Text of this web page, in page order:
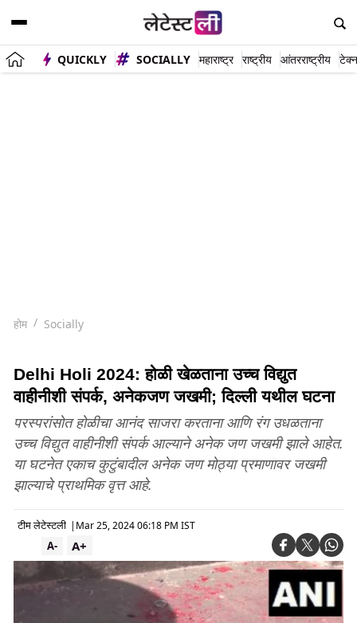
QUICKLY SOCIALLY महाराष्ट्र राष्ट्रीय आंतरराष्ट्रीय
होम Socially
Delhi Holi 2024: होळी खेळताना उच्च विद्युत
वाहीनीशी संपर्क, अनेकजण जखमी; दिल्ली यथील घटना
परस्परांसोत होळीचा आनंद साजरा करताना आणि रंग उधळताना
उच्च विद्युत वाहीनीशी संपर्क आल्याने अनेक जण जखमी झाले आहेत.
या घटनेत एकाच कुटुंबादील अनेक जण मोठ्या प्रमाणावर जखमी
झाल्याचे प्राथमिक वृत्त आहे.
टीम लेटेस्टली | Mar 25, 2024 06:18 PM IST
A+
A-